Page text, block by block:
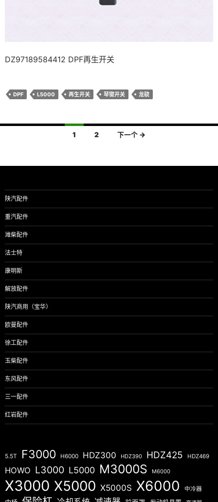
DZ97189584412 DPF再生开关
DPF L5000 再生开关 琴键开关 龙骁
导
1 2 下一个 →
陕汽配件
重汽配件
潍柴配件
法士特
康明斯
解放配件
陕汽商用（宝华）
欧曼配件
徐工配件
玉柴配件
东风配件
三一配件
红岩配件
5.5T F3000 H6000 HDZ300 HDZ390 HDZ425 HDZ469
HOWO L3000 L5000 M3000S M6000
X3000 X5000 X5000S X6000 中冷器